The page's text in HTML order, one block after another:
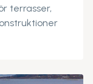
terrasser,